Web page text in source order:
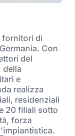
fornitori di
Con
del
della
e
realizza
residenziali
20 filiali sotto
forza